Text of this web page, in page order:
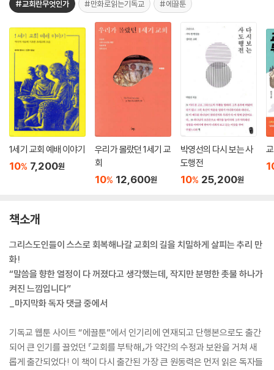
#교회란무엇인가 #만화로읽는기독교 #에끌툰
1세기 교회 예배 이야기
10% 7,200원
우리가 몰랐던 1세기 교
회
10% 12,600원
박영선의 다시 보는 사
도행전
10% 25,200원
책소개
그리스도인들이 스스로 회복해나갈 교회의 길을 치밀하게 살피는 추리 만
화!
“말씀을 향한 열정이 다 꺼졌다고 생각했는데, 작지만 분명한 촛불 하나가
켜진 느낌입니다”
_마지막화 독자 댓글 중에서
기독교 웹툰 사이트 “에끌툰”에서 인기리에 연재되고 단행본으로도 출간
되어 큰 인기를 끌었던 『교회를 부탁해』가 약간의 수정과 보완을 거쳐 새
롭게 출간되었다! 이 책이 다시 출간된 가장 큰 원동력은 먼저 읽은 독자들